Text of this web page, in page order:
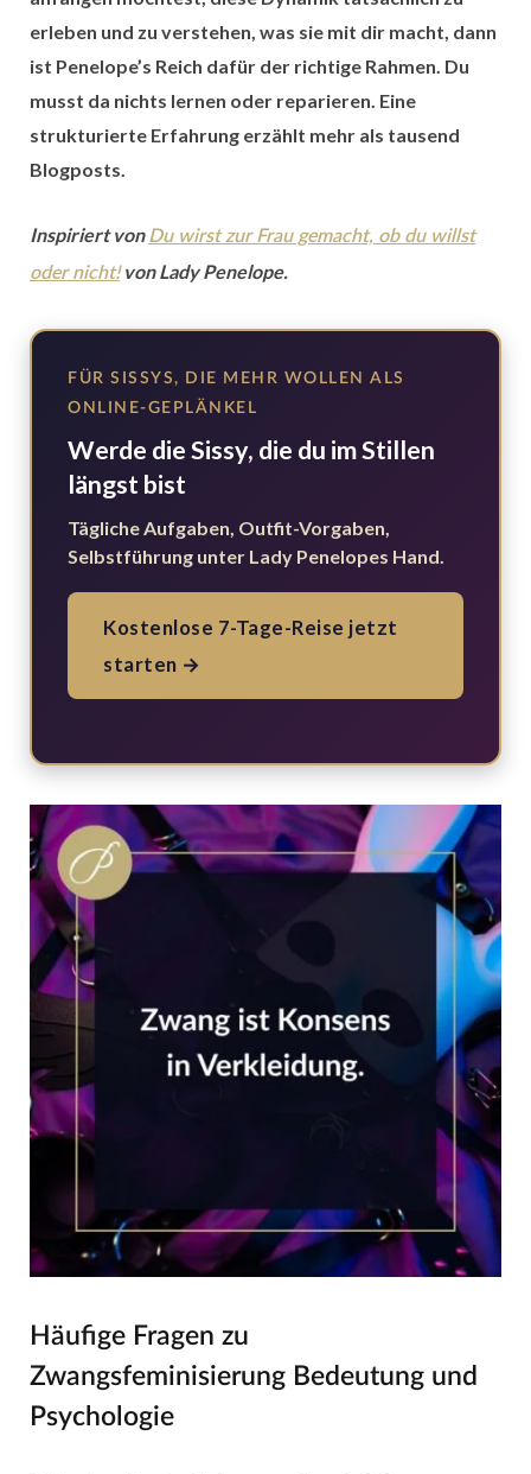
erleben und zu verstehen, was sie mit dir macht, dann
ist Penelope’s Reich dafür der richtige Rahmen. Du
musst da nichts lernen oder reparieren. Eine
strukturierte Erfahrung erzählt mehr als tausend
Blogposts.
Inspiriert vonDu wirst zur Frau gemacht, ob du willst
oder nicht!von Lady Penelope.
FÜR SISSYS, DIE MEHR WOLLEN ALS
ONLINE-GEPLÄNKEL
Werde die Sissy, die du im Stillen
längst bist
Tägliche Aufgaben, Outfit-Vorgaben,
Selbstführung unter Lady Penelopes Hand.
Kostenlose 7-Tage-Reise jetzt
starten →
Häufige Fragen zu
Zwangsfeminisierung Bedeutung und
Psychologie